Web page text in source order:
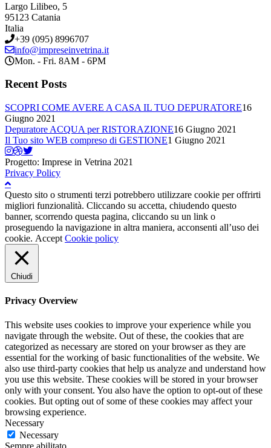
Largo Lilibeo, 5
95123 Catania
Italia
+39 (095) 8996707
info@impreseinvetrina.it
Mon. - Fri. 8AM - 6PM
Recent Posts
SCOPRI COME AVERE A CASA IL TUO DEPURATORE16
Giugno 2021
Depuratore ACQUA per RISTORAZIONE16 Giugno 2021
Il Tuo sito WEB compreso di GESTIONE1 Giugno 2021
Progetto: Imprese in Vetrina 2021
Privacy Policy
Questo sito o strumenti terzi potrebbero utilizzare cookie per offrirti
migliori funzionalità. Cliccando su accetta, chiudendo questo
banner, scorrendo questa pagina, cliccando su un link o
proseguendo la navigazione in altra maniera, acconsenti all’uso dei
cookie. Accept Cookie policy
Chiudi
Privacy Overview
This website uses cookies to improve your experience while you
navigate through the website. Out of these, the cookies that are
categorized as necessary are stored on your browser as they are
essential for the working of basic functionalities of the website. We
also use third-party cookies that help us analyze and understand how
you use this website. These cookies will be stored in your browser
only with your consent. You also have the option to opt-out of these
cookies. But opting out of some of these cookies may affect your
browsing experience.
Necessary
Necessary
Sempre abilitato